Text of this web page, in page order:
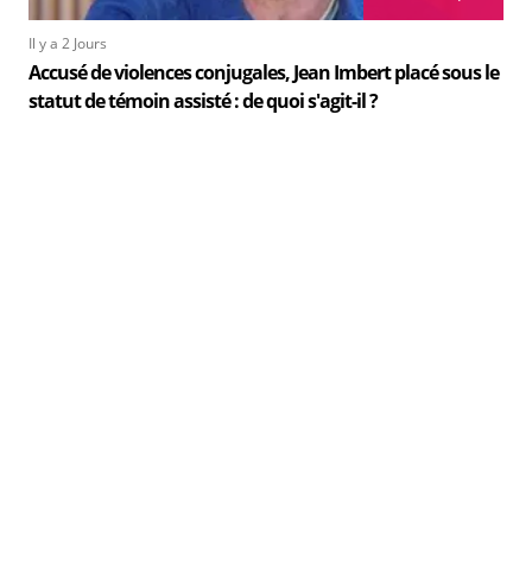
Il y a 2 Jours
Accusé de violences conjugales, Jean Imbert placé sous le
statut de témoin assisté : de quoi s'agit-il ?